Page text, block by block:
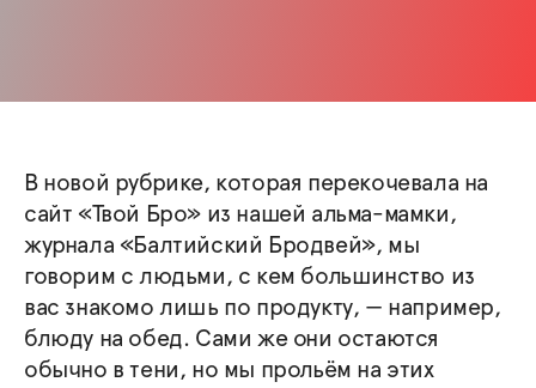
В новой рубрике, которая перекочевала на
сайт «Твой Бро» из нашей альма-мамки,
журнала «Балтийский Бродвей», мы
говорим с людьми, с кем большинство из
вас знакомо лишь по продукту, — например,
блюду на обед. Сами же они остаются
обычно в тени, но мы прольём на этих